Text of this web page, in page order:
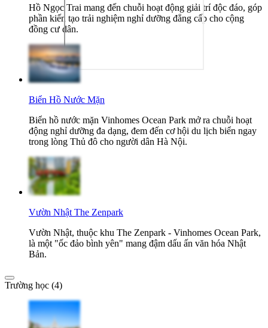
Hồ Ngọc Trai mang đến chuỗi hoạt động giải trí độc đáo, góp
phần kiến tạo trải nghiệm nghỉ dưỡng đẳng cấp cho cộng
đồng cư dân.
Biển Hồ Nước Mặn
Biển hồ nước mặn Vinhomes Ocean Park mở ra chuỗi hoạt
động nghỉ dưỡng đa dạng, đem đến cơ hội du lịch biển ngay
trong lòng Thủ đô cho người dân Hà Nội.
Vườn Nhật The Zenpark
Vườn Nhật, thuộc khu The Zenpark - Vinhomes Ocean Park,
là một "ốc đảo bình yên" mang đậm dấu ấn văn hóa Nhật
Bản.
Trường học (4)